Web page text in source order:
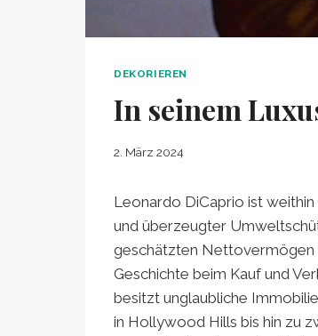
DEKORIEREN
In seinem
2. März 2024
Leonardo DiCaprio ist
und überzeugter
geschätzten Nettovermögen
Geschichte beim Kauf und
besitzt unglaubliche
in Hollywood Hills bis hin zu